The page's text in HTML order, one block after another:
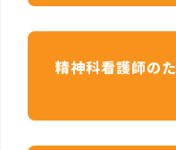
精神科看護師の